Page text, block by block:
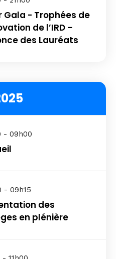
Gala - Trophées de
de l’IRD –
des Lauréats
- 09h00
- 09h15
des
en plénière